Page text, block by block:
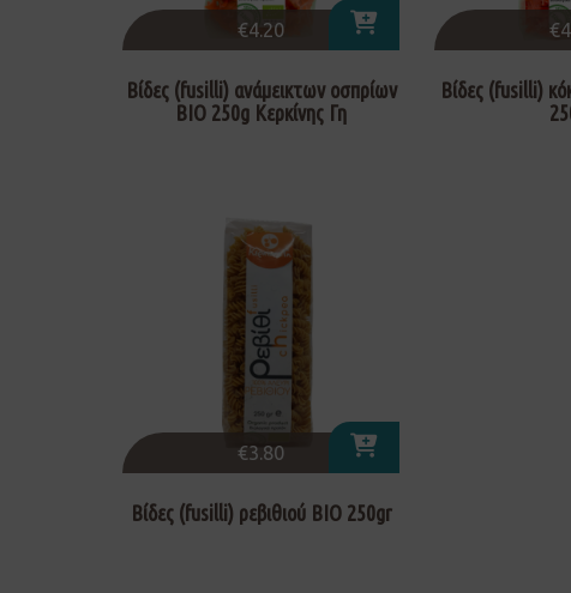
€4.20
Βίδες (fusilli) ανάμεικτων οσπρίων
ΒΙΟ 250g Κερκίνης Γη
€
Βίδες (fusilli)
€3.80
Βίδες (fusilli) ρεβιθιού ΒΙΟ 250gr